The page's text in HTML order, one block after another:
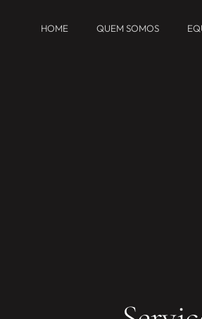
HOME QUEM SOMOS